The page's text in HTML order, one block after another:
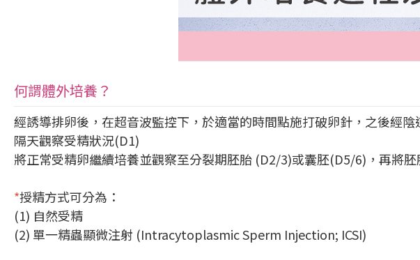
何謂體外培養？
經誘導排卵後，在超音波監控下，於適當的時間點施打破卵針，之後經
隔天觀察受精狀況(D1)
將正常受精卵繼續培養並觀察至分裂期胚胎 (D2/3)或囊胚(D5/6)，再將
*授精方式可分為：
(1) 自然受精
(2) 單一精蟲顯微注射 (Intracytoplasmic Sperm Injection; ICSI)